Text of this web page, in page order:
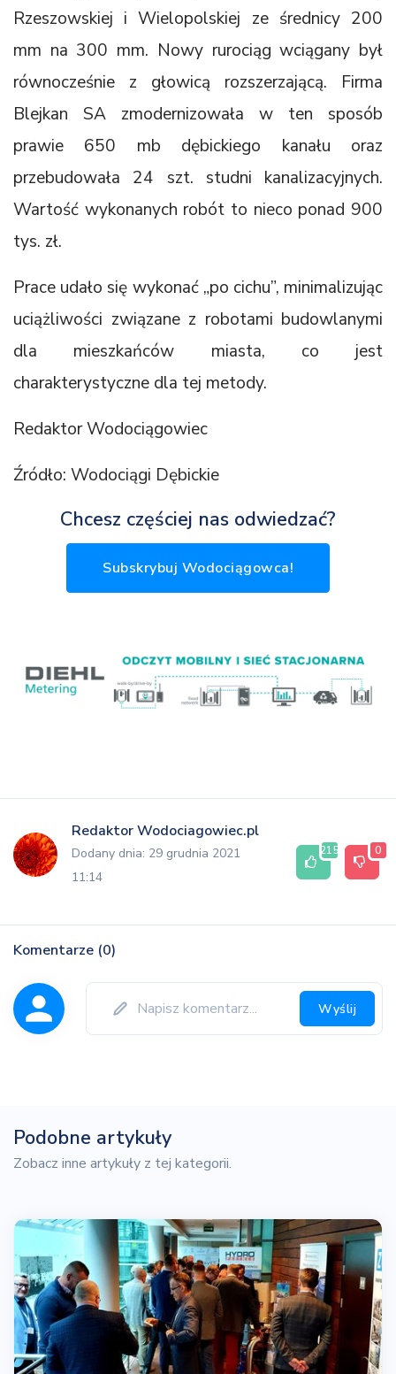
Rzeszowskiej i Wielopolskiej ze średnicy 200
mm na 300 mm. Nowy rurociąg wciągany był
równocześnie z głowicą rozszerzającą. Firma
Blejkan SA zmodernizowała w ten sposób
prawie 650 mb dębickiego kanału oraz
przebudowała 24 szt. studni kanalizacyjnych.
Wartość wykonanych robót to nieco ponad 900
tys. zł.
Prace udało się wykonać „po cichu”, minimalizując
uciążliwości związane z robotami budowlanymi
dla mieszkańców miasta, co jest
charakterystyczne dla tej metody.
Redaktor Wodociągowiec
Źródło: Wodociągi Dębickie
Chcesz częściej nas odwiedzać?
Subskrybuj Wodociągowca!
Redaktor Wodociagowiec.pl
Dodany dnia: 29 grudnia 2021
11:14
215 0
Komentarze (0)
Wyślij
Podobne artykuły
Zobacz inne artykuły z tej kategorii.